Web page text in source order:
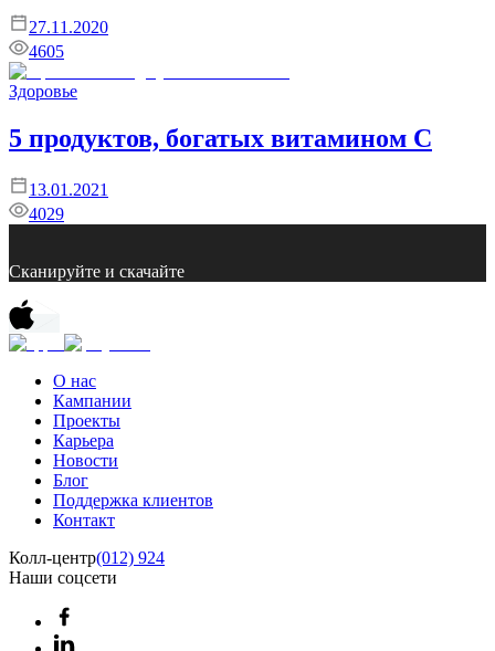
27.11.2020
4605
Здоровье
5 продуктов, богатых витамином С
13.01.2021
4029
Сканируйте и скачайте
О нас
Кампании
Проекты
Карьера
Новости
Блог
Поддержка клиентов
Контакт
Колл-центр(012) 924
Наши соцсети